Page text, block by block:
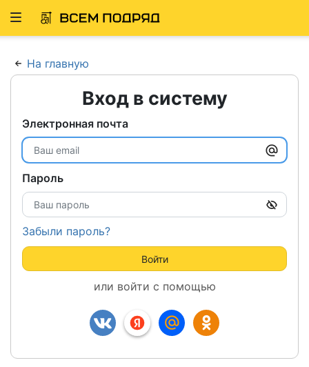
Развернуть
На главную
Вход в систему
Электронная почта
Пароль
Забыли пароль?
Войти
или войти с помощью